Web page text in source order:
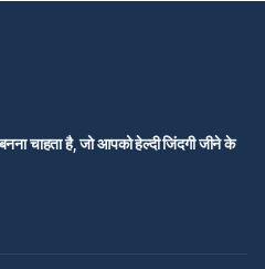
चाहता है, जो आपको हेल्दी जिंदगी जीने के